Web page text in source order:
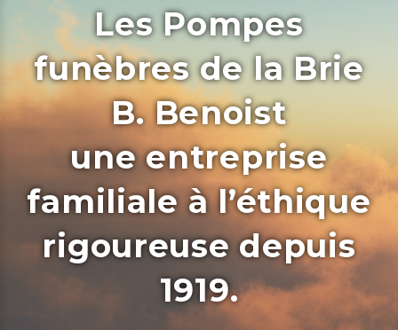
Les Pompes
funèbres de la Brie
B. Benoist
une entreprise
familiale à l’éthique
rigoureuse depuis
1919.